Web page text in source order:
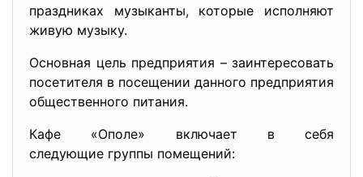
праздниках музыканты, которые исполняют
живую музыку.
Основная цель предприятия – заинтересовать
посетителя в посещении данного предприятия
общественного питания.
Кафе «Ополе» включает в себя
следующие группы помещений: